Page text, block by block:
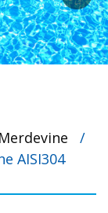
Merdevine
/
AISI304